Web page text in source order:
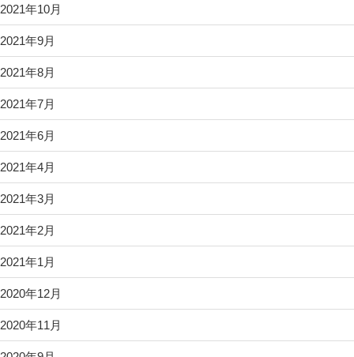
2021年10月
2021年9月
2021年8月
2021年7月
2021年6月
2021年4月
2021年3月
2021年2月
2021年1月
2020年12月
2020年11月